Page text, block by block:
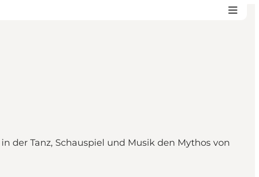
der Tanz, Schauspiel und Musik den Mythos von